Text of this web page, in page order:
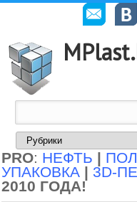
PRO: НЕФТЬ |
УПАКОВКА | 3D-
2010 ГОДА!